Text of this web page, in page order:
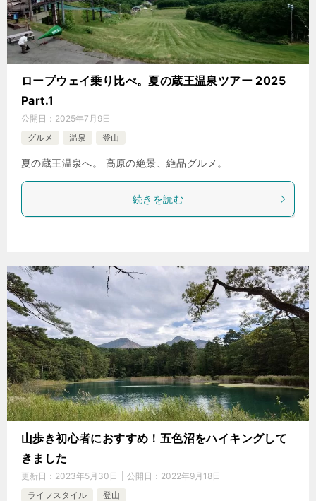
ロープウェイ乗り比べ。夏の蔵王温泉ツアー 2025
Part.1
公開日： 2025年7月9日
グルメ
温泉 登山
夏の蔵王温泉へ。 高原の絶景、絶品グルメ。
続きを読む
山歩き初心者におすすめ！五色沼をハイキングして
きました
更新日： 2023年5月30日 公開日： 2022年9月18日
ライフスタイル
登山